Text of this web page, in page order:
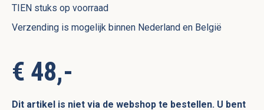
TIEN stuks op voorraad
Verzending is mogelijk binnen Nederland en België
€ 48,-
Dit artikel is niet via de webshop te bestellen. U bent